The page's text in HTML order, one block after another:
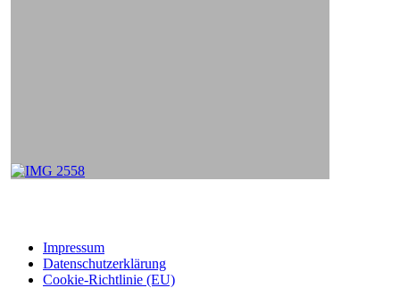
Impressum
Datenschutzerklärung
Cookie-Richtlinie (EU)